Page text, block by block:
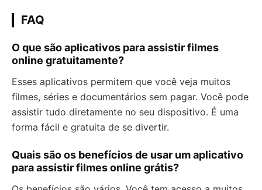
FAQ
O que são aplicativos para assistir filmes
online gratuitamente?
Esses aplicativos permitem que você veja muitos
filmes, séries e documentários sem pagar. Você pode
assistir tudo diretamente no seu dispositivo. É uma
forma fácil e gratuita de se divertir.
Quais são os benefícios de usar um aplicativo
para assistir filmes online grátis?